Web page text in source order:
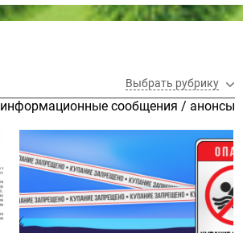
Выбрать рубрику
информационные сообщения / анонсы